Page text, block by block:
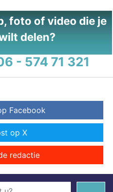
foto of video die je
delen?
- 574 71 321
Facebook
op X
redactie